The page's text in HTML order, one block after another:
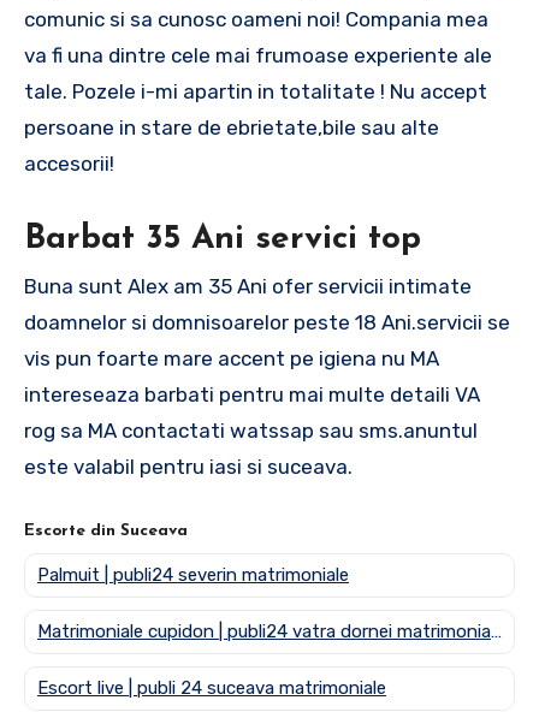
comunic si sa cunosc oameni noi! Compania mea
va fi una dintre cele mai frumoase experiente ale
tale. Pozele i-mi apartin in totalitate ! Nu accept
persoane in stare de ebrietate,bile sau alte
accesorii!
Barbat 35 Ani servici top
Buna sunt Alex am 35 Ani ofer servicii intimate
doamnelor si domnisoarelor peste 18 Ani.servicii se
vis pun foarte mare accent pe igiena nu MA
intereseaza barbati pentru mai multe detaili VA
rog sa MA contactati watssap sau sms.anuntul
este valabil pentru iasi si suceava.
Escorte din Suceava
Palmuit | publi24 severin matrimoniale
Matrimoniale cupidon | publi24 vatra dornei matrimoniale
Escort live | publi 24 suceava matrimoniale